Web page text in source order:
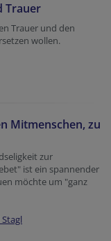
Trauer
Trauer und den
wollen.
Mitmenschen, zu
zur
ist ein spannender
möchte um "ganz